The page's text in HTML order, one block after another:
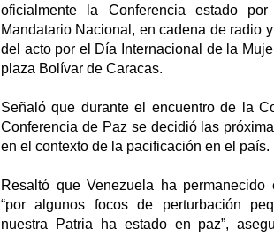
oficialmente la Conferencia estado
Mandatario Nacional, en cadena de radio
del acto por el Día Internacional de la
plaza Bolívar de Caracas.
Señaló que durante el encuentro de la
Conferencia de Paz se decidió las
en el contexto de la pacificación en el país.
Resaltó que Venezuela ha permanecido
“por algunos focos de perturbación
nuestra Patria ha estado en paz”,